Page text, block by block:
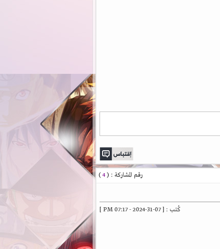
رقم المشاركة : (4
)
كُتب : [ 07-31-2024 - 07:17 PM ]